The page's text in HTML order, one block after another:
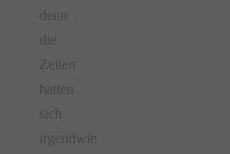
denn
die
Zeiten
hatten
sich
irgendwie